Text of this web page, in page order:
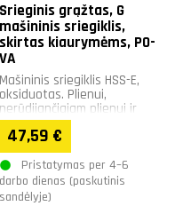
Srieginis grąžtas, G
mašininis sriegiklis,
skirtas kiaurymėms, PO-
VA
Mašininis sriegiklis HSS-E,
oksiduotas. Plienui,
nerūdijančiajam plienui ir
legiruotajam plienui.
47,59 €
Pristatymas per 4–6
darbo dienas (paskutinis
sandėlyje)